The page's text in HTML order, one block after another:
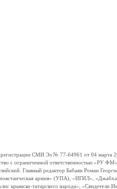
СМИ Эл № 77-64961 от 04 марта
с ограниченной ответственностью «РУ
Главный редактор Бабаян Роман
повстанческая армия» (УПА), «ИГИЛ»,
татарского народа», «Свидетели